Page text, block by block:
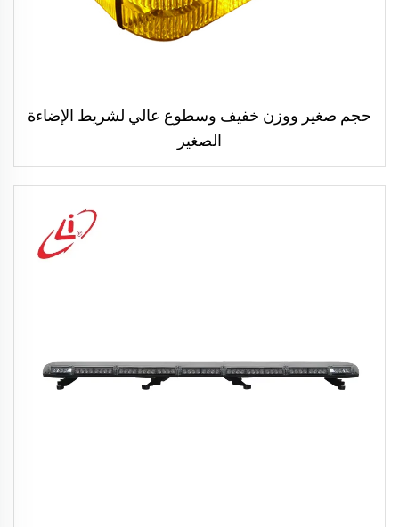
حجم صغير ووزن خفيف وسطوع عالي لشريط الإضاءة
الصغير